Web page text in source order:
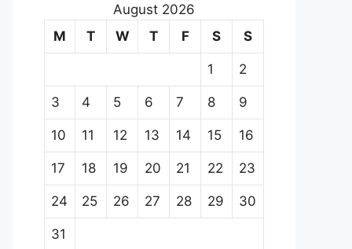
August 2026
M
T W T F S S
1 2
3 4 5 6 7 8 9
10 11 12 13 14 15 16
17 18 19 20 21 22 23
24 25 26 27 28 29 30
31